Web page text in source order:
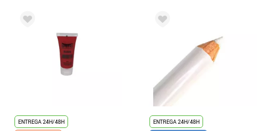
ENTREGA 24H/48H
ENTREGA 24H/48H